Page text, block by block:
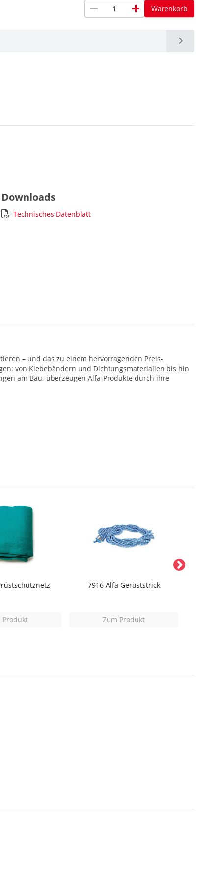
remove add Warenkorb
Downloads
Technisches Datenblatt
– und das zu einem hervorragenden Preis-
von Klebebändern und Dichtungsmaterialien bis hin
am Bau, überzeugen Alfa-Produkte durch ihre
Produkt
7916 Alfa Gerüststrick
Zum Produkt